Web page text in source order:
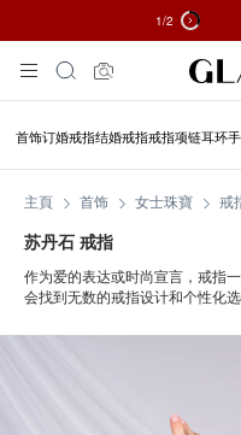
1/2 ✓
To
Content
搜
首饰订婚戒指结婚戒指戒指项链耳环
主頁 首饰 女士珠寶 戒
苏丹石 戒指
作为爱的表达或时尚宣言，戒指
会找到无数的戒指设计和个性化选